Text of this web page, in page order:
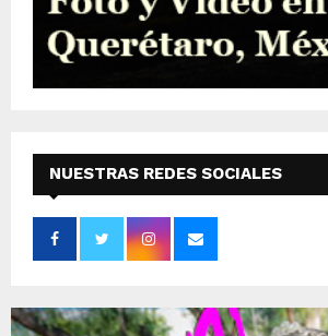
NUESTRAS REDES SOCIALES